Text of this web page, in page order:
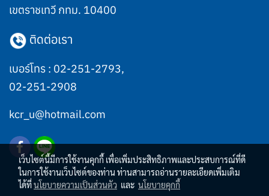
เขตราชเทวี กทม. 10400
ติดต่อเรา
เบอร์โทร : 02-251-2793,
02-251-2908
kcr_u@hotmail.com
เว็บไซต์นี้มีการใช้งานคุกกี้ เพื่อเพิ่มประสิทธิภาพและประสบการณ์ที่ดี
ในการใช้งานเว็บไซต์ของท่าน ท่านสามารถอ่านรายละเอียดเพิ่มเติม
ได้ที่นโยบายความเป็นส่วนตัว และ นโยบายคุกกี้